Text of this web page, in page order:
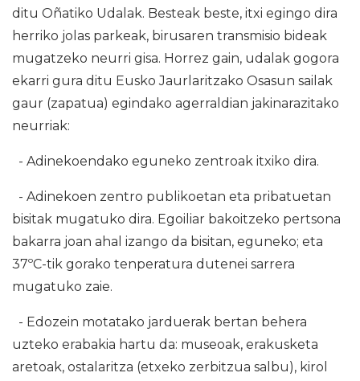
ditu Oñatiko Udalak. Besteak beste, itxi egingo dira
herriko jolas parkeak, birusaren transmisio bideak
mugatzeko neurri gisa. Horrez gain, udalak gogora
ekarri gura ditu Eusko Jaurlaritzako Osasun sailak
gaur (zapatua) egindako agerraldian jakinarazitako
neurriak:
- Adinekoendako eguneko zentroak itxiko dira.
- Adinekoen zentro publikoetan eta pribatuetan
bisitak mugatuko dira. Egoiliar bakoitzeko pertsona
bakarra joan ahal izango da bisitan, eguneko; eta
37ºC-tik gorako tenperatura dutenei sarrera
mugatuko zaie.
- Edozein motatako jarduerak bertan behera
uzteko erabakia hartu da: museoak, erakusketa
aretoak, ostalaritza (etxeko zerbitzua salbu), kirol